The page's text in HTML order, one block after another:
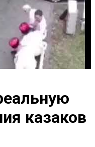
казаков